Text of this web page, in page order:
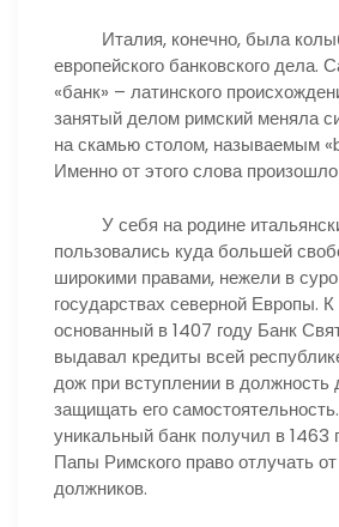
Италия, конечно, была
европейского банковского дела.
«банк» – латинского
занятый делом римский меняла
на скамью столом, называемым
Именно от этого слова
У себя на родине
пользовались куда большей
широкими правами, нежели в
государствах северной Европы.
основанный в 1407 году Банк
выдавал кредиты всей
дож при вступлении в должность
защищать его
уникальный банк получил в 1463
Папы Римского право отлучать
должников.